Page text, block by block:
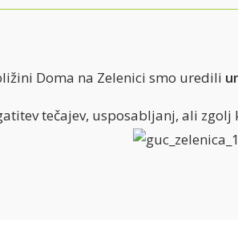
Doma na Zelenici smo uredili
tečajev, usposabljanj, ali